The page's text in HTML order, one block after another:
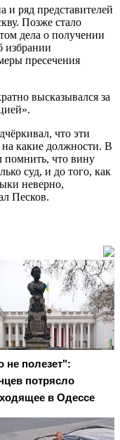
ряд представителей
Позже стало
дела о получении
избрании
пресечения
высказывался за
что эти
какие должности. В
помнить, что вину
суд, и до того, как
неверно,
Песков.
не полезет":
потрясло
в Одессе